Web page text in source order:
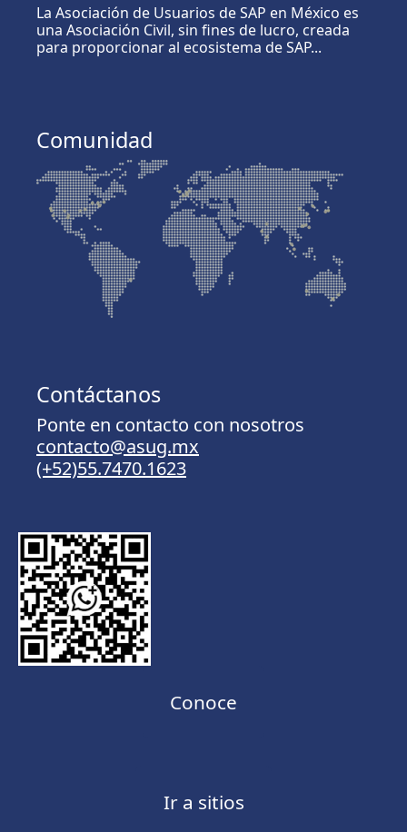
La Asociación de Usuarios de SAP en México es
una Asociación Civil, sin fines de lucro, creada
para proporcionar al ecosistema de SAP...
Comunidad
Contáctanos
Ponte en contacto con nosotros
contacto@asug.mx
(+52)55.7470.1623
Conoce
Ir a sitios